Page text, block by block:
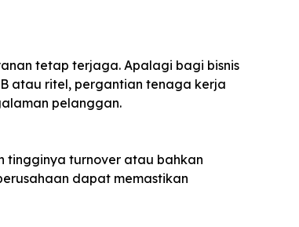
tetap terjaga. Apalagi bagi bisnis
atau ritel, pergantian tenaga kerja
pelanggan.
tingginya turnover atau bahkan
dapat memastikan